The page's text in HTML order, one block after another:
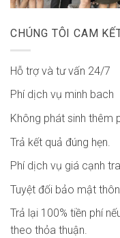
CHÚNG TÔI CAM
Hỗ trợ và tư vấn 24/7
Phí dịch vụ minh bach
Không phát sinh thêm
Trả kết quả đúng hẹn.
Phí dịch vụ giá cạnh
Tuyệt đối bảo mật
Trả lại 100% tiền phí
theo thỏa thuận.